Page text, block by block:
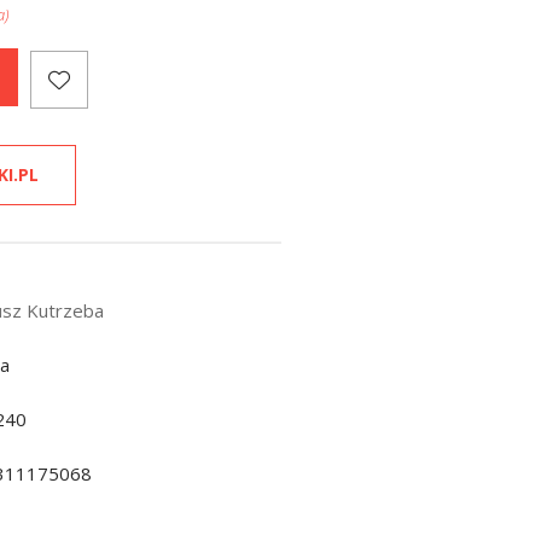
Kutrzeba